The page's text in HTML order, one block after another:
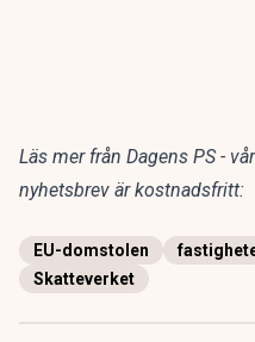
Läs mer från Dagens PS -
nyhetsbrev är kostnadsfritt:
EU-domstolen
Skatteverket